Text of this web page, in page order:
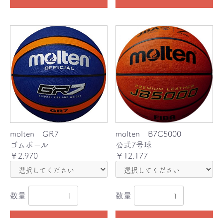
molten GR7
ゴムボール
￥2,970
数量
molten B7C5000
公式7号球
￥12,177
数量